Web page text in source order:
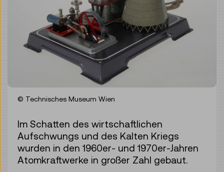
© Technisches Museum Wien
Im Schatten des wirtschaftlichen
Aufschwungs und des Kalten Kriegs
wurden in den 1960er- und 1970er-Jahren
Atomkraftwerke in großer Zahl gebaut.